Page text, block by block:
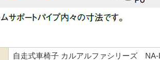
自走式車椅子 カルアルファシリーズ NA-